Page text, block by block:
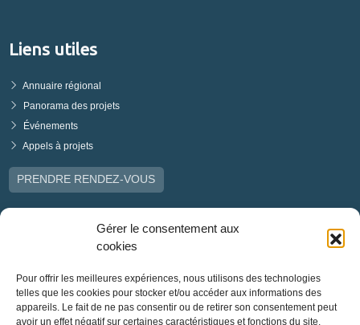
Gérer le consentement aux
cookies
Pour offrir les meilleures expériences, nous utilisons des technologies
telles que les cookies pour stocker et/ou accéder aux informations des
appareils. Le fait de ne pas consentir ou de retirer son consentement peut
avoir un effet négatif sur certaines caractéristiques et fonctions du site.
Liens utiles
Annuaire régional
Panorama des projets
Événements
Appels à projets
PRENDRE RENDEZ-VOUS